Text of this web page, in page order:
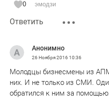
0 эмодзи
Ответить
Анонимно
26 Ноября 2016 10:36
Молодцы бизнесмены из
них. И не только из СМИ.
обратился к ним за